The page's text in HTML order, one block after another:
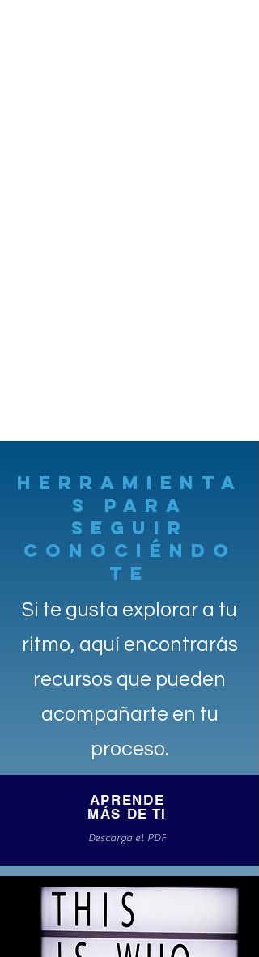
herramienta
s para
seguir
conociéndo
te
Si te gusta explorar a tu
ritmo, aquí encontrarás
recursos que pueden
acompañarte en tu
proceso.
APRENDE
MÁS DE TI
Descarga el PDF